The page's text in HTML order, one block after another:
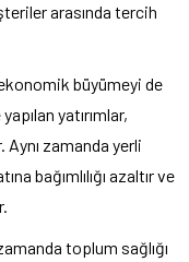
arasında tercih
ekonomik büyümeyi de
yatırımlar,
Aynı zamanda yerli
bağımlılığı azaltır ve
toplum sağlığı